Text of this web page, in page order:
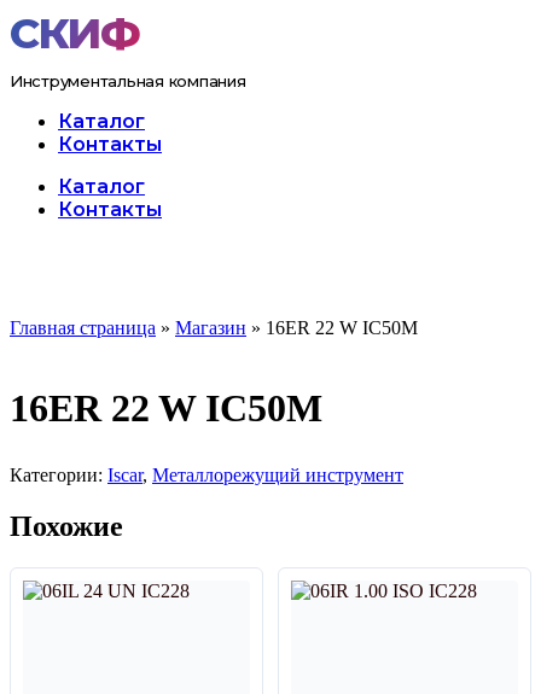
Перейти
к
Инструментальная компания
Каталог
Контакты
МенюКаталог
Контакты
Главная страница » Магазин » 16ER 22 W IC50M
16ER 22 W IC50M
Категории: Iscar, Металлорежущий инструмент
Похожие